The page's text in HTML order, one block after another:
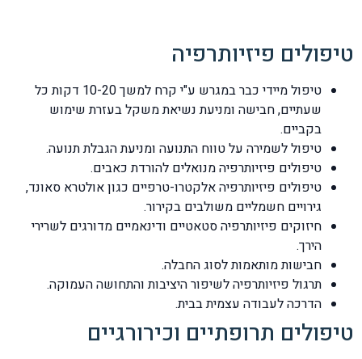
טיפולים פיזיותרפיה
טיפול מיידי כבר במגרש ע"י קרח למשך 10-20 דקות כל
שעתיים, חבישה ומניעת נשיאת משקל בעזרת שימוש
בקביים.
טיפול לשמירה על טווח התנועה ומניעת הגבלת תנועה.
טיפולים פיזיותרפיה מנואלים להורדת כאבים.
טיפולים פיזיותרפיה אלקטרו-טרפיים כגון אולטרא סאונד,
גירויים חשמליים משולבים בקירור.
חיזוקים פיזיותרפיה סטאטיים ודינאמיים מדורגים לשרירי
הירך.
חבישות מותאמות לסוג החבלה.
תרגול פיזיותרפיה לשיפור היציבות והתחושה העמוקה.
הדרכה לעבודה עצמית בבית.
טיפולים תרופתיים וכירורגיים